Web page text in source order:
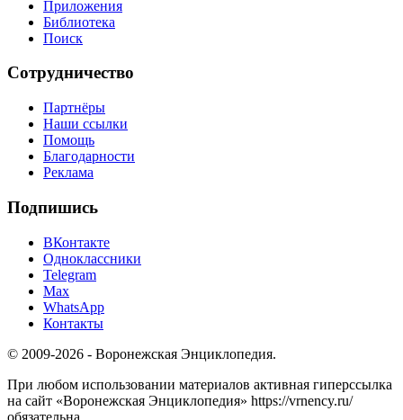
Приложения
Библиотека
Поиск
Сотрудничество
Партнёры
Наши ссылки
Помощь
Благодарности
Реклама
Подпишись
ВКонтакте
Одноклассники
Telegram
Max
WhatsApp
Контакты
© 2009-2026 - Воронежская Энциклопедия.
При любом использовании материалов активная гиперссылка
на сайт «Воронежская Энциклопедия» https://vrnency.ru/
обязательна.